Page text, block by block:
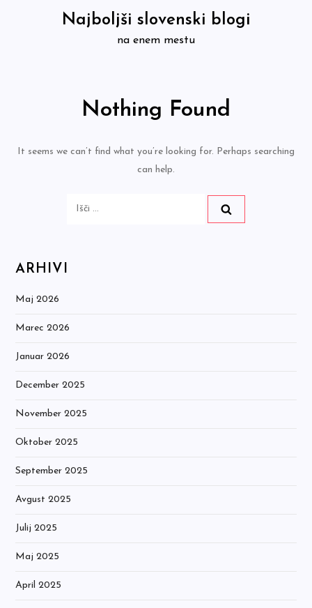
Najboljši slovenski blogi
na enem mestu
Nothing Found
It seems we can’t find what you’re looking for. Perhaps searching
can help.
Išči:
ARHIVI
Maj 2026
Marec 2026
Januar 2026
December 2025
November 2025
Oktober 2025
September 2025
Avgust 2025
Julij 2025
Maj 2025
April 2025